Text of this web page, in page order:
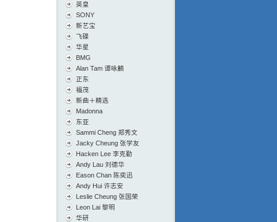
英皇
SONY
新艺宝
飞碟
华星
BMG
Alan Tam 谭咏麟
正东
福茂
新曲＋精选
Madonna
东亚
Sammi Cheng 郑秀文
Jacky Cheung 张学友
Hacken Lee 李克勤
Andy Lau 刘德华
Eason Chan 陈奕迅
Andy Hui 许志安
Leslie Cheung 张国荣
Leon Lai 黎明
华研